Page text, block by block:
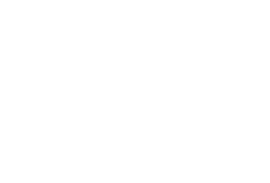
Anzahl zu erhöhen oder zu